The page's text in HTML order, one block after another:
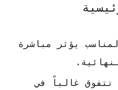
يؤثر مباشرة
تتفوق غالباً في